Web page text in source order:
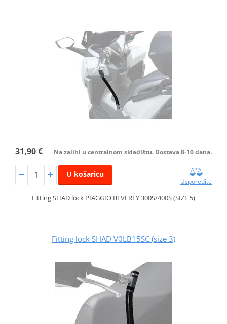
31,90 € Na zalihi u centralnom skladištu. Dostava 8-10 dana.
U košaricu
Usporedite
Fitting SHAD lock PIAGGIO BEVERLY 300S/400S (SIZE 5)
Fitting lock SHAD V0LB15SC (size 3)